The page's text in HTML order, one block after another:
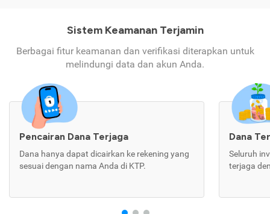
Sistem Keamanan Terjamin
Berbagai fitur keamanan dan verifikasi diterapkan untuk
melindungi data dan akun Anda.
Pencairan Dana Terjaga
Dana hanya dapat dicairkan ke rekening yang
sesuai dengan nama Anda di KTP.
Dana
Seluruh
terjaga